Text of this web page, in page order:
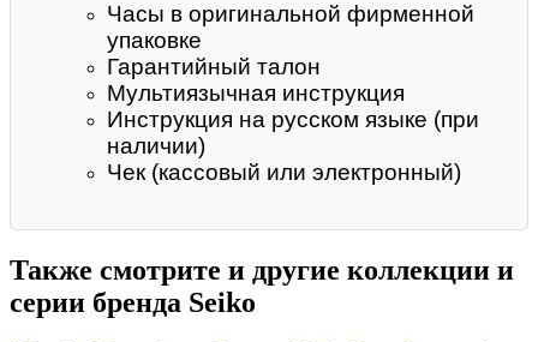
Часы в оригинальной фирменной
упаковке
Гарантийный талон
Мультиязычная инструкция
Инструкция на русском языке (при
наличии)
Чек (кассовый или электронный)
Также смотрите и другие коллекции и
серии бренда Seiko